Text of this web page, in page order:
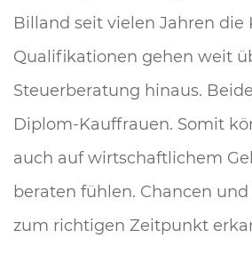
Billand seit vielen Jahren die
Qualifikationen gehen weit
Steuerberatung hinaus.
Diplom-Kauffrauen. Somit
auch auf wirtschaftlichem
beraten fühlen. Chancen
zum richtigen Zeitpunkt